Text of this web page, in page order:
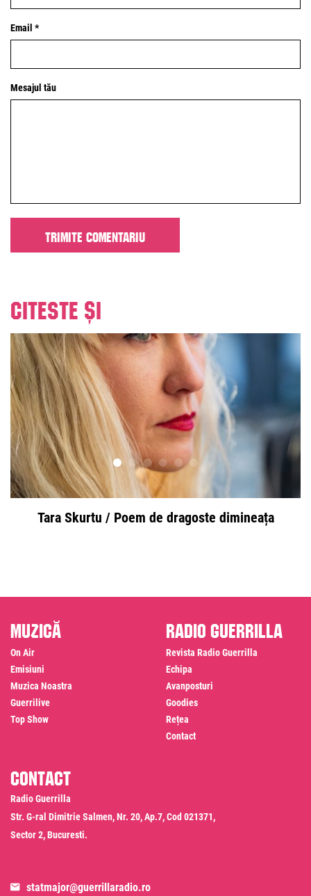
Email *
Mesajul tău
Citeste și
Tara Skurtu / Poem de dragoste dimineața
Muzică
On Air
Emisiuni
Muzica Noastra
Guerrilive
Top Show
Radio Guerrilla
Revista Radio Guerrilla
Echipa
Avanposturi
Goodies
Rețea
Contact
Contact
Radio Guerrilla
Str. G-ral Dimitrie Salmen, Nr. 20, Ap.7, Cod 021371,
Sector 2, Bucuresti.
statmajor@guerrillaradio.ro